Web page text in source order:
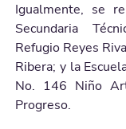
Igualmente, se
Secundaria
Refugio Reyes
Ribera; y la
No. 146 Niño
Progreso.